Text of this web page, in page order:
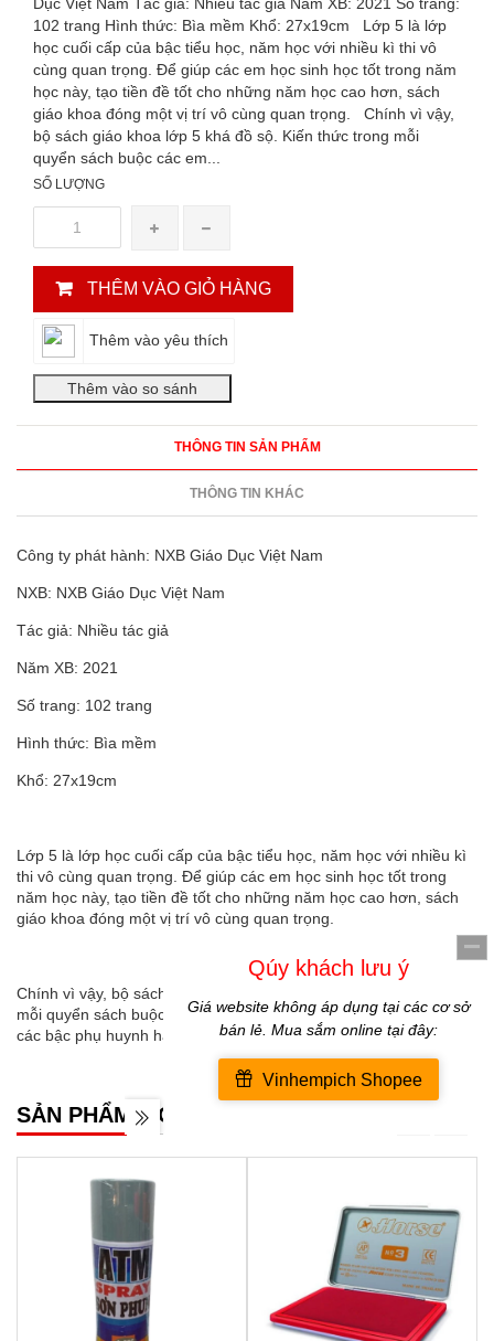
Dục Việt Nam Tác giả: Nhiều tác giả Năm XB: 2021 Số trang:
102 trang Hình thức: Bìa mềm Khổ: 27x19cm Lớp 5 là lớp
học cuối cấp của bậc tiểu học, năm học với nhiều kì thi vô
cùng quan trọng. Để giúp các em học sinh học tốt trong năm
học này, tạo tiền đề tốt cho những năm học cao hơn, sách
giáo khoa đóng một vị trí vô cùng quan trọng. Chính vì vậy,
bộ sách giáo khoa lớp 5 khá đồ sộ. Kiến thức trong mỗi
quyển sách buộc các em...
SỐ LƯỢNG
THÊM VÀO GIỎ HÀNG
Thêm vào yêu thích
THÔNG TIN SẢN PHẨM
THÔNG TIN KHÁC
Công ty phát hành: NXB Giáo Dục Việt Nam
NXB: NXB Giáo Dục Việt Nam
Tác giả: Nhiều tác giả
Năm XB: 2021
Số trang: 102 trang
Hình thức: Bìa mềm
Khổ: 27x19cm
Lớp 5 là lớp học cuối cấp của bậc tiểu học, năm học với nhiều kì
thi vô cùng quan trọng. Để giúp các em học sinh học tốt trong
năm học này, tạo tiền đề tốt cho những năm học cao hơn, sách
giáo khoa đóng một vị trí vô cùng quan trọng.
Chính vì vậy, bộ sách giáo khoa lớp 5 khá đồ sộ. Kiến thức trong
mỗi quyển sách buộc các em phải tiếp thu cũng không ít. Do vậy,
các bậc phụ huynh hãy mua đầy đủ sách vở cho con nhé !
SẢN PHẨM MỚI NHẤT